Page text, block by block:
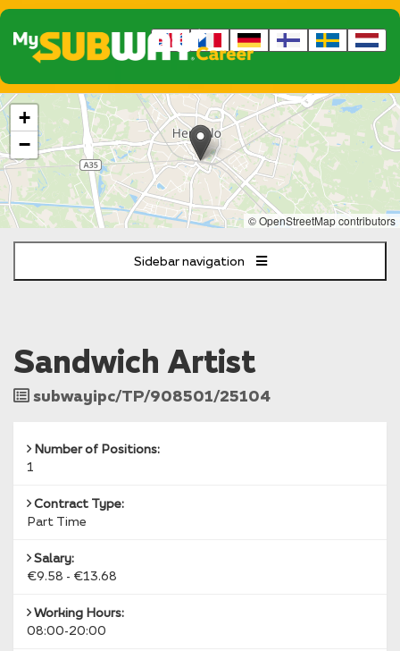
The
following
content
displays
a
map
of
the
jobs
+
−
© OpenStreetMap contributors
Sidebar navigation
Sandwich Artist
Job
Reference
subwayipc/TP/908501/25104
Number of Positions:
1
Contract Type:
Part Time
Salary:
€9.58 - €13.68
Working Hours:
08:00-20:00